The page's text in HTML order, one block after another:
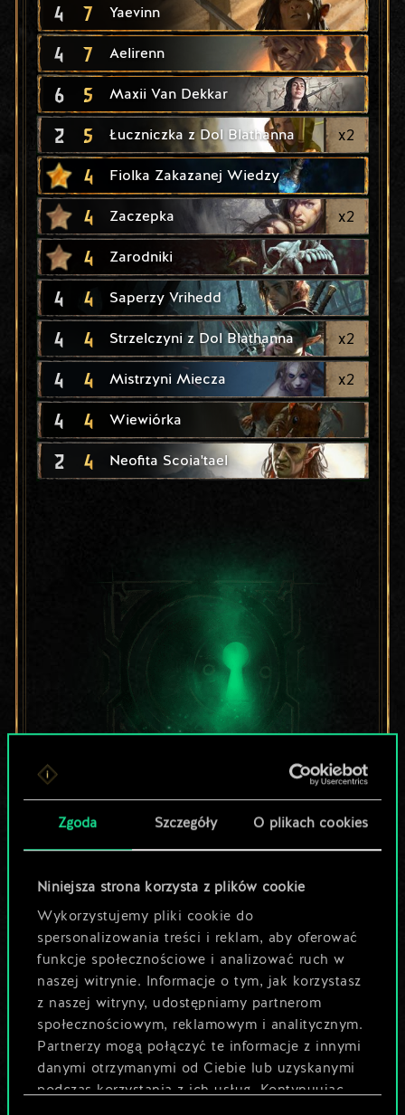
Zgoda Szczegóły O plikach cookies
Niniejsza strona korzysta z plików cookie
Wykorzystujemy pliki cookie do
spersonalizowania treści i reklam, aby oferować
funkcje społecznościowe i analizować ruch w
naszej witrynie. Informacje o tym, jak korzystasz
z naszej witryny, udostępniamy partnerom
społecznościowym, reklamowym i analitycznym.
Partnerzy mogą połączyć te informacje z innymi
danymi otrzymanymi od Ciebie lub uzyskanymi
podczas korzystania z ich usług. Kontynuując
4 7 Yaevinn
4 7 Aelirenn
6 5 Maxii Van Dekkar
2 5 Łuczniczka z Dol Blathanna x2
4 Fiolka Zakazanej Wiedzy
4 Zaczepka x2
4 Zarodniki
4 4 Saperzy Vrihedd
4 4 Strzelczyni z Dol Blathanna x2
4 4 Mistrzyni Miecza x2
4 4 Wiewiórka
2 4 Neofita Scoia'tael
Lubisz grać tą talią?
Pomóż społeczności
odkryć jej
potencjał!
Nazwij talię i opisz swoją strategię
Edytuj talię